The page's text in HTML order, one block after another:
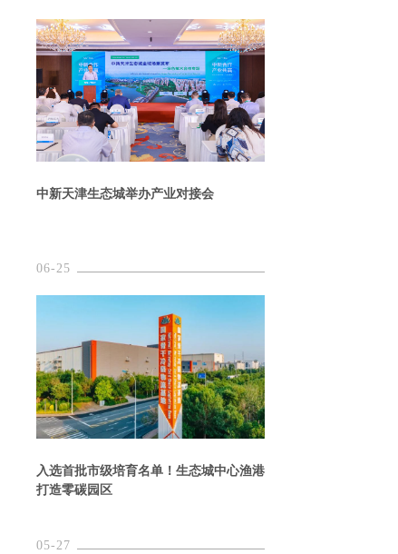
中新天津生态城举办产业对接会
06-25
入选首批市级培育名单！生态城中心渔港
打造零碳园区
05-27